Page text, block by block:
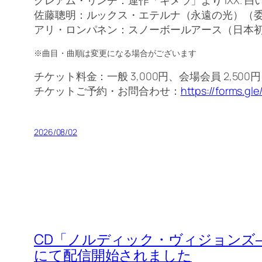
佐藤聰明：ルックス・エテルナ（永遠の光）（
アリ・ロンパネン：スノーボールアース（日本
※曲目・曲順は変更になる場合がございます
チケット料金：一般 3,000円、会場会員 2,500円
チケットご予約・お問合わせ： https://
2026/08/02
CD「ノルディック・ヴィジョン
にて配信開始されました